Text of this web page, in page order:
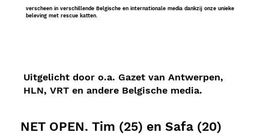
verscheen in verschillende Belgische en internationale media dankzij onze unieke
beleving met rescue katten.
Uitgelicht door o.a. Gazet van Antwerpen,
HLN, VRT en andere Belgische media.
NET OPEN. Tim (25) en Safa (20)